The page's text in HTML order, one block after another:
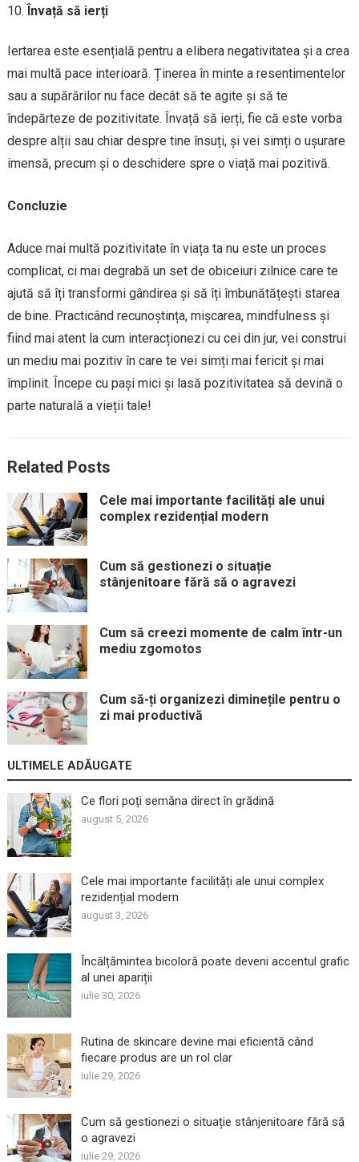
Învață să ierți
Iertarea este esențială pentru a elibera negativitatea și a crea
mai multă pace interioară. Ținerea în minte a resentimentelor
sau a supărărilor nu face decât să te agite și să te
îndepărteze de pozitivitate. Învață să ierți, fie că este vorba
despre alții sau chiar despre tine însuți, și vei simți o ușurare
imensă, precum și o deschidere spre o viață mai pozitivă.
Concluzie
Aduce mai multă pozitivitate în viața ta nu este un proces
complicat, ci mai degrabă un set de obiceiuri zilnice care te
ajută să îți transformi gândirea și să îți îmbunătățești starea
de bine. Practicând recunoștința, mișcarea, mindfulness și
fiind mai atent la cum interacționezi cu cei din jur, vei construi
un mediu mai pozitiv în care te vei simți mai fericit și mai
împlinit. Începe cu pași mici și lasă pozitivitatea să devină o
parte naturală a vieții tale!
Related Posts
Cele mai importante facilități ale unui
complex rezidențial modern
Cum să gestionezi o situație
stânjenitoare fără să o agravezi
Cum să creezi momente de calm într-un
mediu zgomotos
Cum să-ți organizezi diminețile pentru o
zi mai productivă
ULTIMELE ADĂUGATE
Ce flori poți semăna direct în grădină
august 5, 2026
Cele mai importante facilități ale unui complex
rezidențial modern
august 3, 2026
Încălțămintea bicoloră poate deveni accentul grafic
al unei apariții
iulie 30, 2026
Rutina de skincare devine mai eficientă când
fiecare produs are un rol clar
iulie 29, 2026
Cum să gestionezi o situație stânjenitoare fără să
o agravezi
iulie 29, 2026